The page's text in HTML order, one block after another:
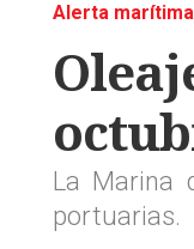
Alerta
La Marina
portuarias.